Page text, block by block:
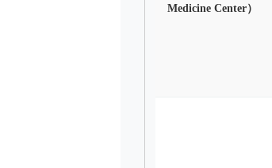
Medicine Center）